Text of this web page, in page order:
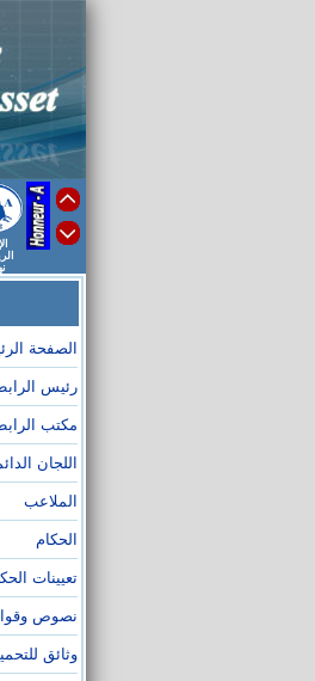
الصفحة
رئيس
مكتب
اللجان
الملاعب
الحكام
تعيينات
نصوص
وثائق